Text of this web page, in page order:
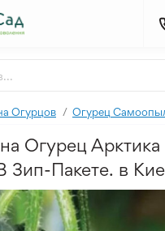
Огурцов Огурец
Огурец Арктика
Зип-Пакете. в